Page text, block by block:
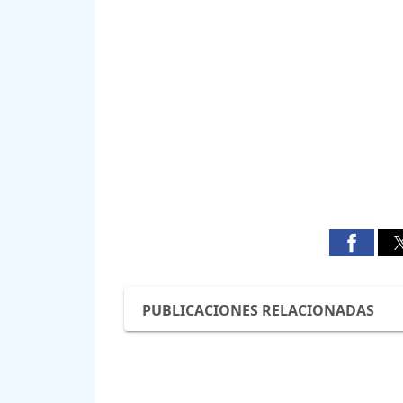
PUBLICACIONES RELACIONADAS